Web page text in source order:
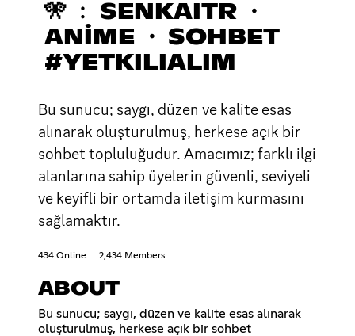
🎌 ﹕ SENKAITR ・
ANİME ・ SOHBET
#YETKILIALIM
Bu sunucu; saygı, düzen ve kalite esas
alınarak oluşturulmuş, herkese açık bir
sohbet topluluğudur. Amacımız; farklı ilgi
alanlarına sahip üyelerin güvenli, seviyeli
ve keyifli bir ortamda iletişim kurmasını
sağlamaktır.
434 Online 2,434 Members
ABOUT
Bu sunucu; saygı, düzen ve kalite esas alınarak
oluşturulmuş, herkese açık bir sohbet